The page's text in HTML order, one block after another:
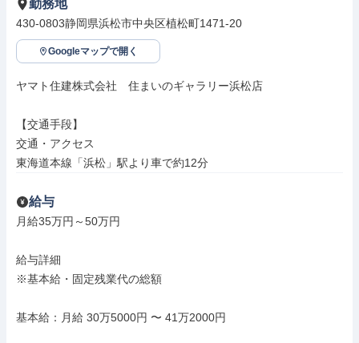
勤務地
430-0803静岡県浜松市中央区植松町1471-20
Googleマップで開く
ヤマト住建株式会社　住まいのギャラリー浜松店
【交通手段】
交通・アクセス
東海道本線「浜松」駅より車で約12分
給与
月給35万円～50万円
給与詳細
※基本給・固定残業代の総額
基本給：月給 30万5000円 〜 41万2000円